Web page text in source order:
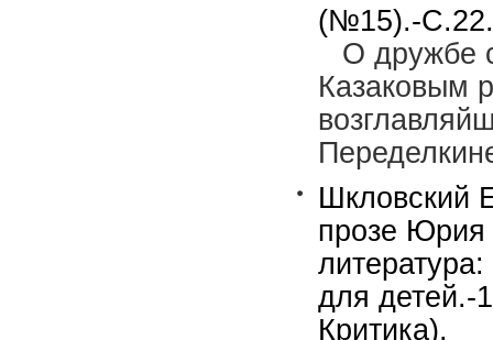
(№15).-
О дружбе
Казаковым
Шкловский
прозе Юрия
для детей.-
Критика).